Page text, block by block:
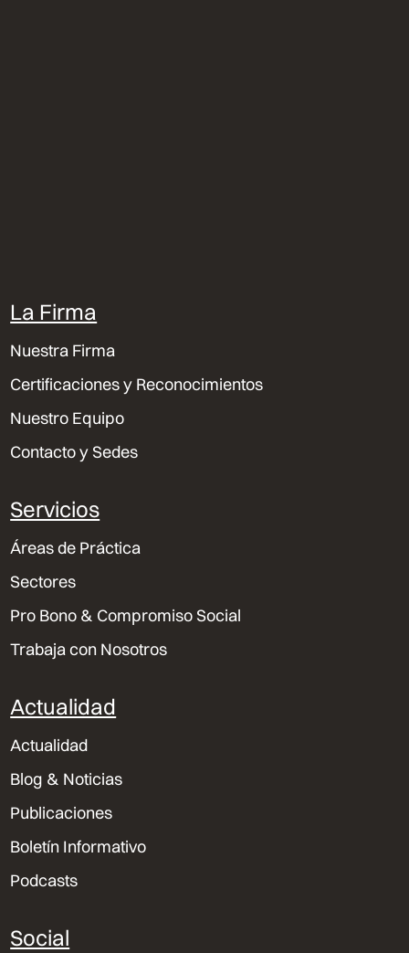
Suscríbete a nuestro Boletín
La Firma
Nuestra Firma
Certificaciones y Reconocimientos
Nuestro Equipo
Contacto y Sedes
Servicios
Áreas de Práctica
Sectores
Pro Bono & Compromiso Social
Trabaja con Nosotros
Actualidad
Actualidad
Blog & Noticias
Publicaciones
Boletín Informativo
Podcasts
Social